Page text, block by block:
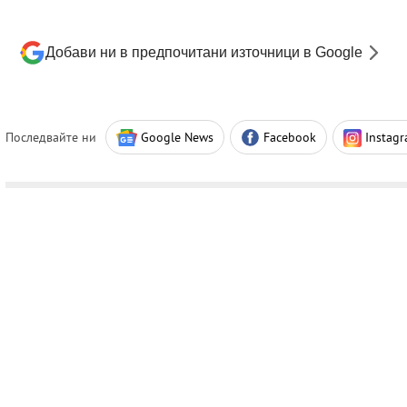
Добави ни в предпочитани източници в Google
Последвайте ни Google News Facebook